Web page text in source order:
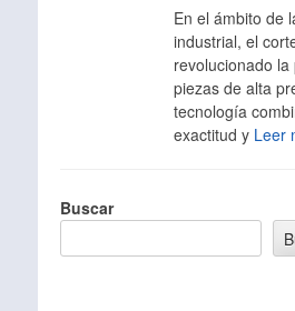
En el ámbito de
industrial, el
revolucionado
piezas de alta
tecnología
exactitud y Leer
Buscar